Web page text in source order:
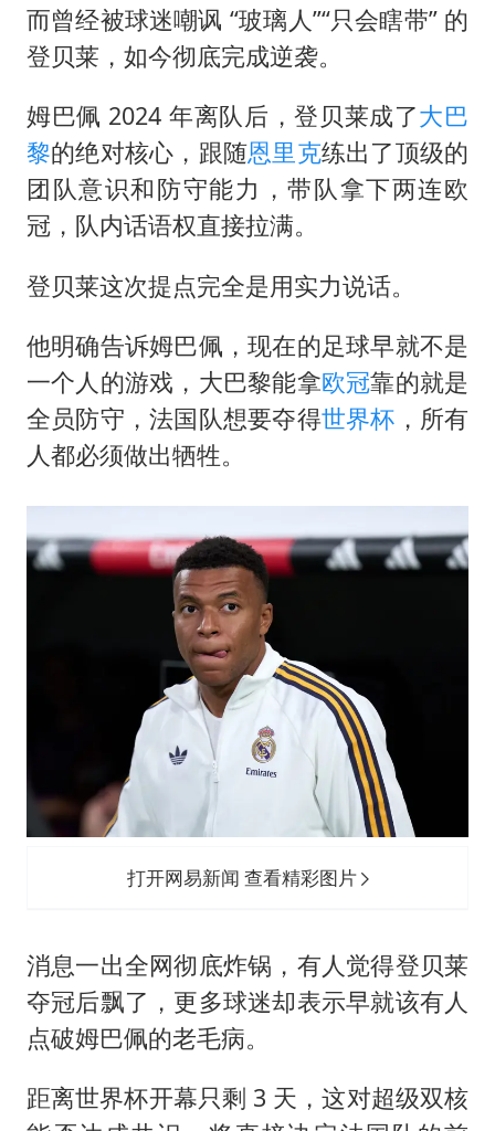
而曾经被球迷嘲讽 “玻璃人”“只会瞎带” 的
登贝莱，如今彻底完成逆袭。
姆巴佩 2024 年离队后，登贝莱成了大巴
黎的绝对核心，跟随恩里克练出了顶级的
团队意识和防守能力，带队拿下两连欧
冠，队内话语权直接拉满。
登贝莱这次提点完全是用实力说话。
他明确告诉姆巴佩，现在的足球早就不是
一个人的游戏，大巴黎能拿欧冠靠的就是
全员防守，法国队想要夺得世界杯 ，所有
人都必须做出牺牲。
打开网易新闻 查看精彩图片
消息一出全网彻底炸锅，有人觉得登贝莱
夺冠后飘了，更多球迷却表示早就该有人
点破姆巴佩的老毛病。
距离世界杯开幕只剩 3 天，这对超级双核